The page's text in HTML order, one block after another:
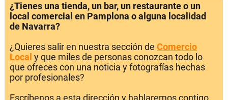
¿Tienes una tienda, un bar, un restaurante o un
local comercial en Pamplona o alguna localidad
de Navarra?
¿Quieres salir en nuestra sección de Comercio
Local y que miles de personas conozcan todo lo
que ofreces con una noticia y fotografías hechas
por profesionales?